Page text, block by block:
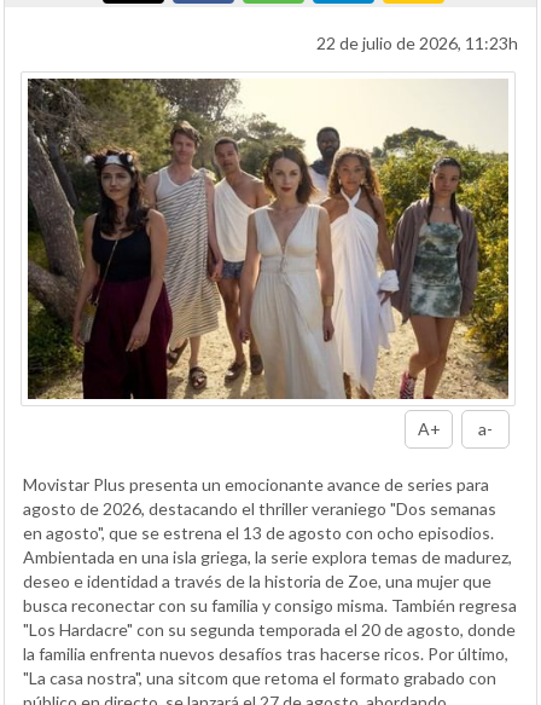
22 de julio de 2026, 11:23h
A+ a-
Movistar Plus presenta un emocionante avance de series para
agosto de 2026, destacando el thriller veraniego "Dos semanas
en agosto", que se estrena el 13 de agosto con ocho episodios.
Ambientada en una isla griega, la serie explora temas de madurez,
deseo e identidad a través de la historia de Zoe, una mujer que
busca reconectar con su familia y consigo misma. También regresa
"Los Hardacre" con su segunda temporada el 20 de agosto, donde
la familia enfrenta nuevos desafíos tras hacerse ricos. Por último,
"La casa nostra", una sitcom que retoma el formato grabado con